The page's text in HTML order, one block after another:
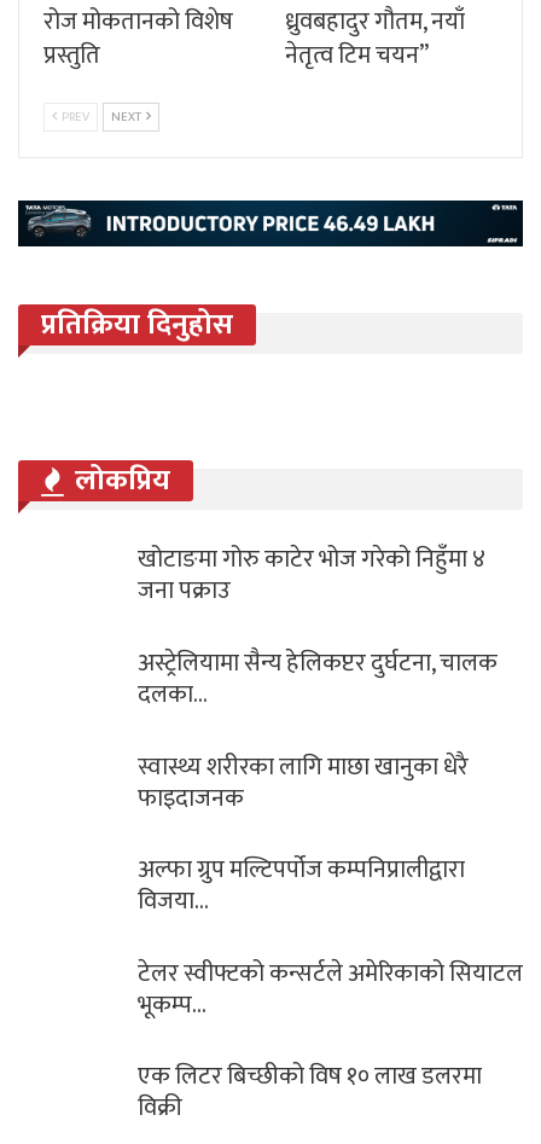
रोज मोकतानको विशेष
प्रस्तुति
ध्रुवबहादुर गौतम, नयाँ
नेतृत्व टिम चयन”
PREV NEXT
प्रतिक्रिया दिनुहोस
लोकप्रिय
खोटाङमा गोरु काटेर भोज गरेको निहुँमा ४
जना पक्राउ
अस्ट्रेलियामा सैन्य हेलिकप्टर दुर्घटना, चालक
दलका…
स्वास्थ्य शरीरका लागि माछा खानुका धेरै
फाइदाजनक
अल्फा ग्रुप मल्टिपर्पोज कम्पनिप्रालीद्वारा
विजया…
टेलर स्वीफ्टको कन्सर्टले अमेरिकाको सियाटल
भूकम्प…
एक लिटर बिच्छीको विष १० लाख डलरमा
विक्री